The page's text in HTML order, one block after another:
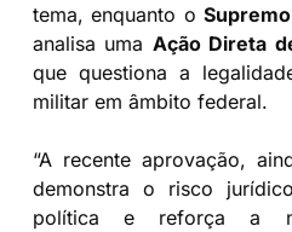
tema, enquanto o
analisa uma Ação Direta
que questiona a
militar em âmbito federal.
“A recente aprovação,
demonstra o risco
política e reforça a